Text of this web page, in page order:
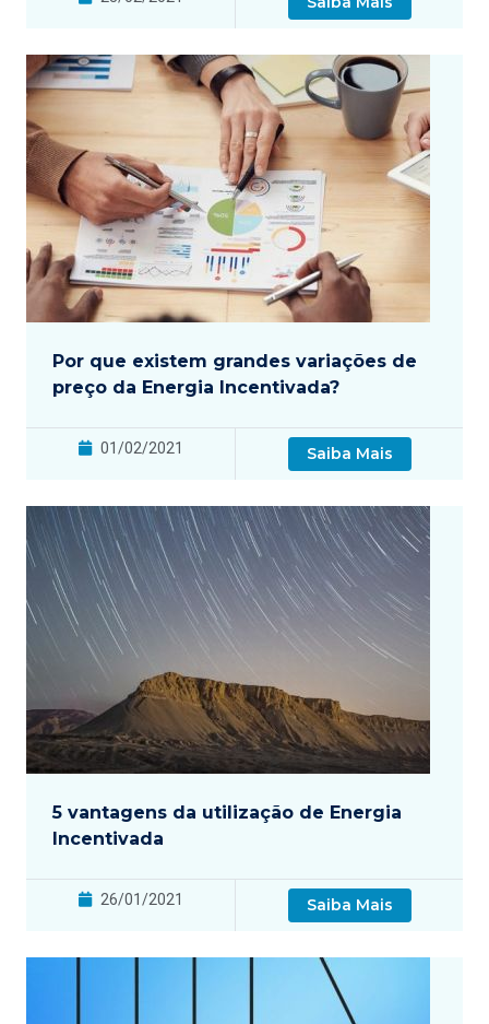
Por que existem grandes variações de
preço da Energia Incentivada?
01/02/2021 Saiba Mais
5 vantagens da utilização de Energia
Incentivada
26/01/2021 Saiba Mais